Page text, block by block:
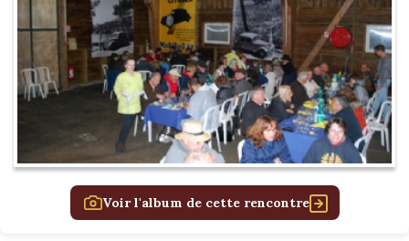
Voir l'album de cette rencontre